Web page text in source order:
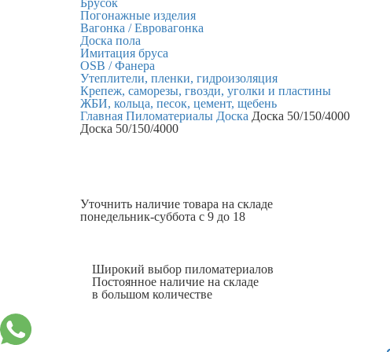
Погонажные изделия
Вагонка / Евровагонка
Доска пола
Имитация бруса
OSB / Фанера
Утеплители, пленки, гидроизоляция
Крепеж, саморезы, гвозди, уголки и пластины
ЖБИ, кольца, песок, цемент, щебень
Главная Пиломатериалы Доска Доска 50/150/4000
Доска 50/150/4000
Уточнить наличие товара на складе
понедельник-суббота с 9 до 18
Широкий выбор пиломатериалов
Постоянное наличие на складе
в большом количестве